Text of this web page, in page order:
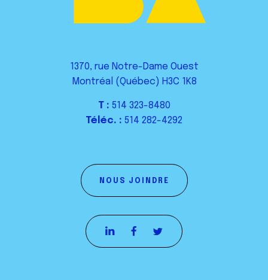
1370, rue Notre-Dame Ouest
Montréal (Québec) H3C 1K8
T : 514 323-8480
Téléc. : 514 282-4292
NOUS JOINDRE